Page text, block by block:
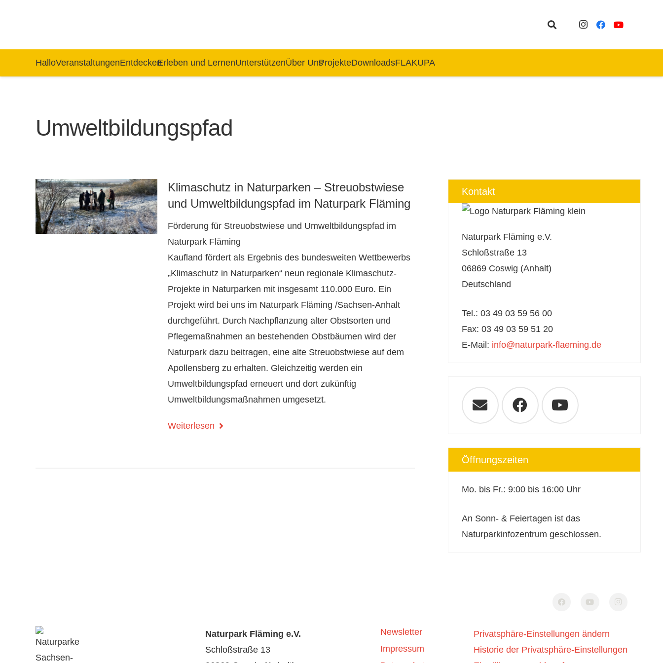
HalloVeranstaltungenEntdeckenErleben und LernenUnterstützenÜber UnsProjekteDownloadsFLAKUPA
Umweltbildungspfad
Klimaschutz in Naturparken – Streuobstwiese
und Umweltbildungspfad im Naturpark Fläming
Förderung für Streuobstwiese und Umweltbildungspfad im
Naturpark Fläming
Kaufland fördert als Ergebnis des bundesweiten Wettbewerbs
„Klimaschutz in Naturparken“ neun regionale Klimaschutz-
Projekte in Naturparken mit insgesamt 110.000 Euro. Ein
Projekt wird bei uns im Naturpark Fläming /Sachsen-Anhalt
durchgeführt. Durch Nachpflanzung alter Obstsorten und
Pflegemaßnahmen an bestehenden Obstbäumen wird der
Naturpark dazu beitragen, eine alte Streuobstwiese auf dem
Apollensberg zu erhalten. Gleichzeitig werden ein
Umweltbildungspfad erneuert und dort zukünftig
Umweltbildungsmaßnahmen umgesetzt.
Weiterlesen
Kontakt
Naturpark Fläming e.V.
Schloßstraße 13
06869 Coswig (Anhalt)
Deutschland
Tel.: 03 49 03 59 56 00
Fax: 03 49 03 59 51 20
E-Mail: info@naturpark-flaeming.de
Öffnungszeiten
Mo. bis Fr.: 9:00 bis 16:00 Uhr
An Sonn- & Feiertagen ist das
Naturparkinfozentrum geschlossen.
Naturpark Fläming e.V.
Schloßstraße 13
Newsletter
Impressum
Privatsphäre-Einstellungen ändern
Historie der Privatsphäre-Einstellungen